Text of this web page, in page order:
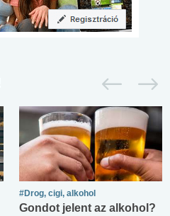
#Drog, cigi, alkohol
Gondot jelent az alkohol?